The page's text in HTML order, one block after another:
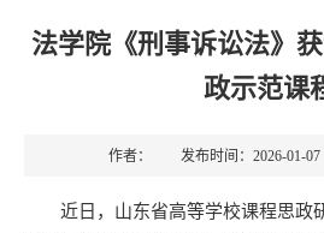
法学院《刑事诉讼法》
政示范课
作者： 发布时间：2026-01-
近日，山东省高等学校课程思政